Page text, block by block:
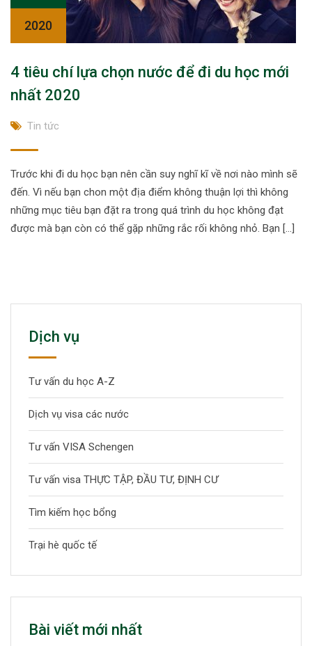
2020
4 tiêu chí lựa chọn nước để đi du học mới
nhất 2020
Tin tức
Trước khi đi du học bạn nên cần suy nghĩ kĩ về nơi nào mình sẽ
đến. Vì nếu bạn chon một địa điểm không thuận lợi thì không
những mục tiêu bạn đặt ra trong quá trình du học không đạt
được mà bạn còn có thể gặp những rắc rối không nhỏ. Bạn […]
Dịch vụ
Tư vấn du học A-Z
Dịch vụ visa các nước
Tư vấn VISA Schengen
Tư vấn visa THỰC TẬP, ĐẦU TƯ, ĐỊNH CƯ
Tìm kiếm học bổng
Trại hè quốc tế
Bài viết mới nhất